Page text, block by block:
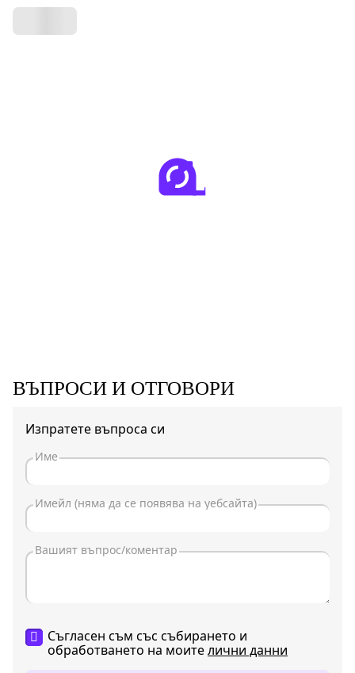
ВЪПРОСИ И ОТГОВОРИ
Изпратете въпроса си
Съгласен съм със събирането и
обработването на моителични данни